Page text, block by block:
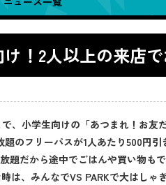
！2人以上の来店
、小学生向けの「あつまれ！お友
題のフリーパスが1人あたり500円
題だから途中でごはんや買い物もで
は、みんなでVS PARKで大はしゃ